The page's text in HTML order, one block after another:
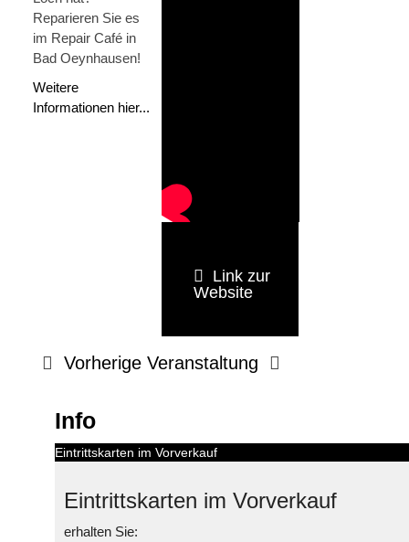
Reparieren Sie es
im Repair Café in
Bad Oeynhausen!
Weitere
Informationen hier...
Link zur
Website
Vorherige Veranstaltung
Info
Eintrittskarten im Vorverkauf
Eintrittskarten im Vorverkauf
erhalten Sie: